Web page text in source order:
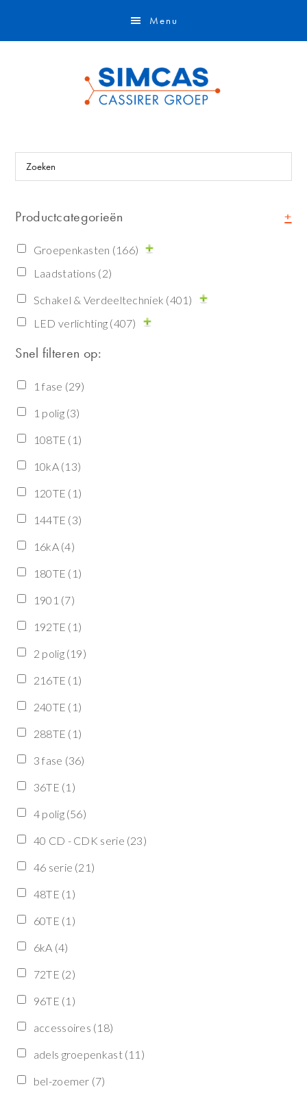
Menu
Primaire
Sidebar
Zoeken
Productcategorieën +
Groepenkasten (166)
Laadstations (2)
Schakel & Verdeeltechniek (401)
LED verlichting (407)
Snel filteren op:
1 fase (29)
1 polig (3)
108TE (1)
10kA (13)
120TE (1)
144TE (3)
16kA (4)
180TE (1)
1901 (7)
192TE (1)
2 polig (19)
216TE (1)
240TE (1)
288TE (1)
3 fase (36)
36TE (1)
4 polig (56)
40 CD - CDK serie (23)
46 serie (21)
48TE (1)
60TE (1)
6kA (4)
72TE (2)
96TE (1)
accessoires (18)
adels groepenkast (11)
bel-zoemer (7)